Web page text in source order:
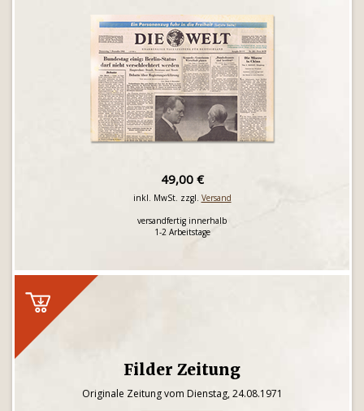
49,00 €
inkl. MwSt. zzgl. Versand
versandfertig innerhalb
1-2 Arbeitstage
Filder Zeitung
Originale Zeitung vom Dienstag, 24.08.1971